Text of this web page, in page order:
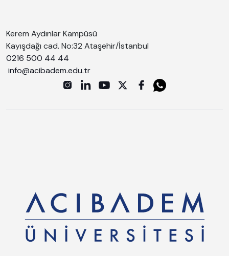
Kerem Aydınlar Kampüsü
Kayışdağı cad. No:32 Ataşehir/İstanbul
0216 500 44 44
info@acibadem.edu.tr